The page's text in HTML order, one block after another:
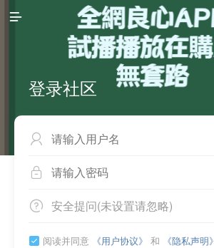

登录社区


 安全提问(未设置请忽略)
 阅读并同意 《用户协议》 和 《隐私声明》